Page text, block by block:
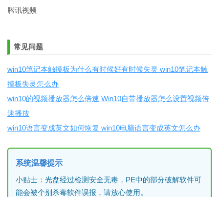
腾讯视频
常见问题
win10笔记本触摸板为什么有时候好有时候失灵 win10笔记本触
摸板失灵怎么办
win10的视频播放器怎么倍速 Win10自带播放器怎么设置视频倍
速播放
win10语言变成英文如何恢复 win10电脑语言变成英文怎么办
系统温馨提示
小贴士：光盘经过检测安全无毒，PE中的部分破解软件可
能会被个别杀毒软件误报，请放心使用。